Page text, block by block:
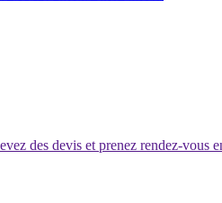
des devis et prenez rendez-vous